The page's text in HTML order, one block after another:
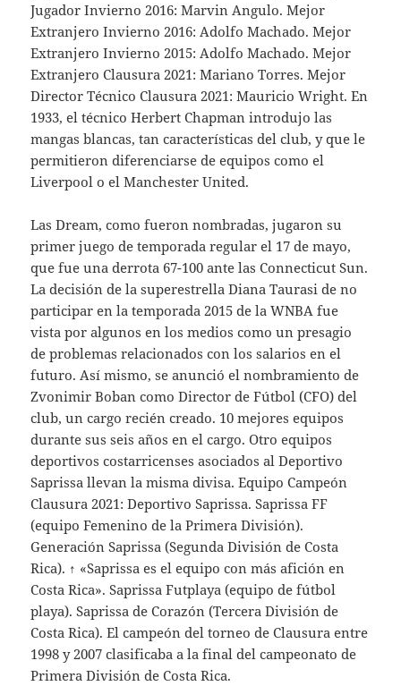
Jugador Invierno 2016: Marvin Angulo. Mejor
Extranjero Invierno 2016: Adolfo Machado. Mejor
Extranjero Invierno 2015: Adolfo Machado. Mejor
Extranjero Clausura 2021: Mariano Torres. Mejor
Director Técnico Clausura 2021: Mauricio Wright. En
1933, el técnico Herbert Chapman introdujo las
mangas blancas, tan características del club, y que le
permitieron diferenciarse de equipos como el
Liverpool o el Manchester United.
Las Dream, como fueron nombradas, jugaron su
primer juego de temporada regular el 17 de mayo,
que fue una derrota 67-100 ante las Connecticut Sun.
La decisión de la superestrella Diana Taurasi de no
participar en la temporada 2015 de la WNBA fue
vista por algunos en los medios como un presagio
de problemas relacionados con los salarios en el
futuro. Así mismo, se anunció el nombramiento de
Zvonimir Boban como Director de Fútbol (CFO) del
club, un cargo recién creado. 10 mejores equipos
durante sus seis años en el cargo. Otro equipos
deportivos costarricenses asociados al Deportivo
Saprissa llevan la misma divisa. Equipo Campeón
Clausura 2021: Deportivo Saprissa. Saprissa FF
(equipo Femenino de la Primera División).
Generación Saprissa (Segunda División de Costa
Rica). ↑ «Saprissa es el equipo con más afición en
Costa Rica». Saprissa Futplaya (equipo de fútbol
playa). Saprissa de Corazón (Tercera División de
Costa Rica). El campeón del torneo de Clausura entre
1998 y 2007 clasificaba a la final del campeonato de
Primera División de Costa Rica.